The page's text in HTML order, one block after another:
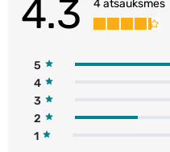
4.3 4 atsauksmes
5
4
3
2
1